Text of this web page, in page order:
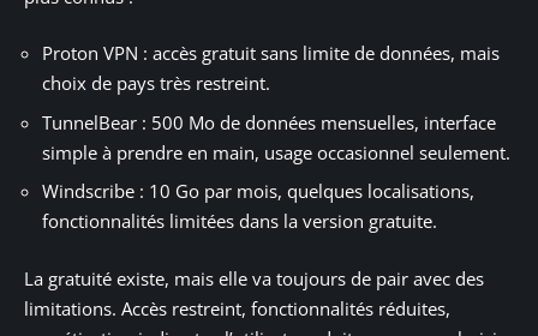
Proton VPN : accès gratuit sans limite de données, mais
choix de pays très restreint.
TunnelBear : 500 Mo de données mensuelles, interface
simple à prendre en main, usage occasionnel seulement.
Windscribe : 10 Go par mois, quelques localisations,
fonctionnalités limitées dans la version gratuite.
La gratuité existe, mais elle va toujours de pair avec des
limitations. Accès restreint, fonctionnalités réduites,